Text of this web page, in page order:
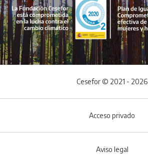
Cesefor © 2021 - 2026
Acceso privado
Aviso legal